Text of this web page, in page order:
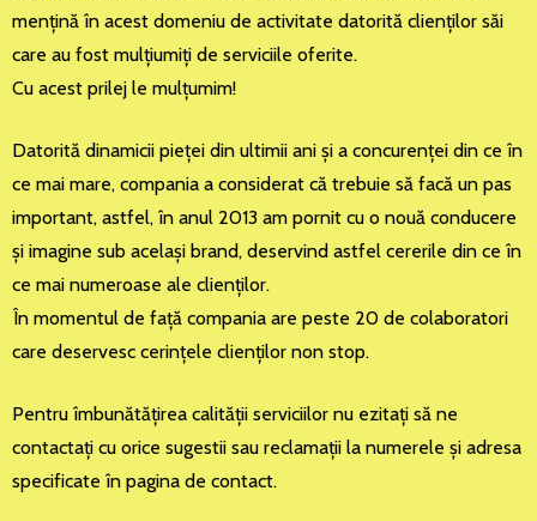
menţină în acest domeniu de activitate datorită clienţilor săi
care au fost mulţiumiţi de serviciile oferite.
Cu acest prilej le mulţumim!
Datorită dinamicii pieţei din ultimii ani şi a concurenţei din ce în
ce mai mare, compania a considerat că trebuie să facă un pas
important, astfel, în anul 2013 am pornit cu o nouă conducere
şi imagine sub acelaşi brand, deservind astfel cererile din ce în
ce mai numeroase ale clienţilor.
În momentul de faţă compania are peste 20 de colaboratori
care deservesc cerinţele clienţilor non stop.
Pentru îmbunătăţirea calităţii serviciilor nu ezitaţi să ne
contactaţi cu orice sugestii sau reclamaţii la numerele şi adresa
specificate în pagina de contact.